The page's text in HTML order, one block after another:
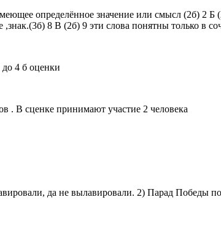
определённое значение или смысл (2б) 2
8 В (2б) 9 эти слова понятны только в
4 б оценки
. В сценке принимают участие 2 человека
да не вылавировали. 2) Парад Победы